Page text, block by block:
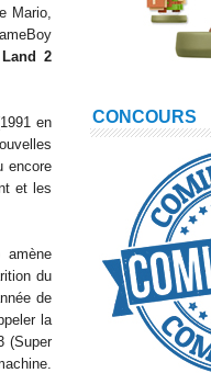
Mario,
2
en
encore
et les
amène
du
de
la
(Super
CONCOURS